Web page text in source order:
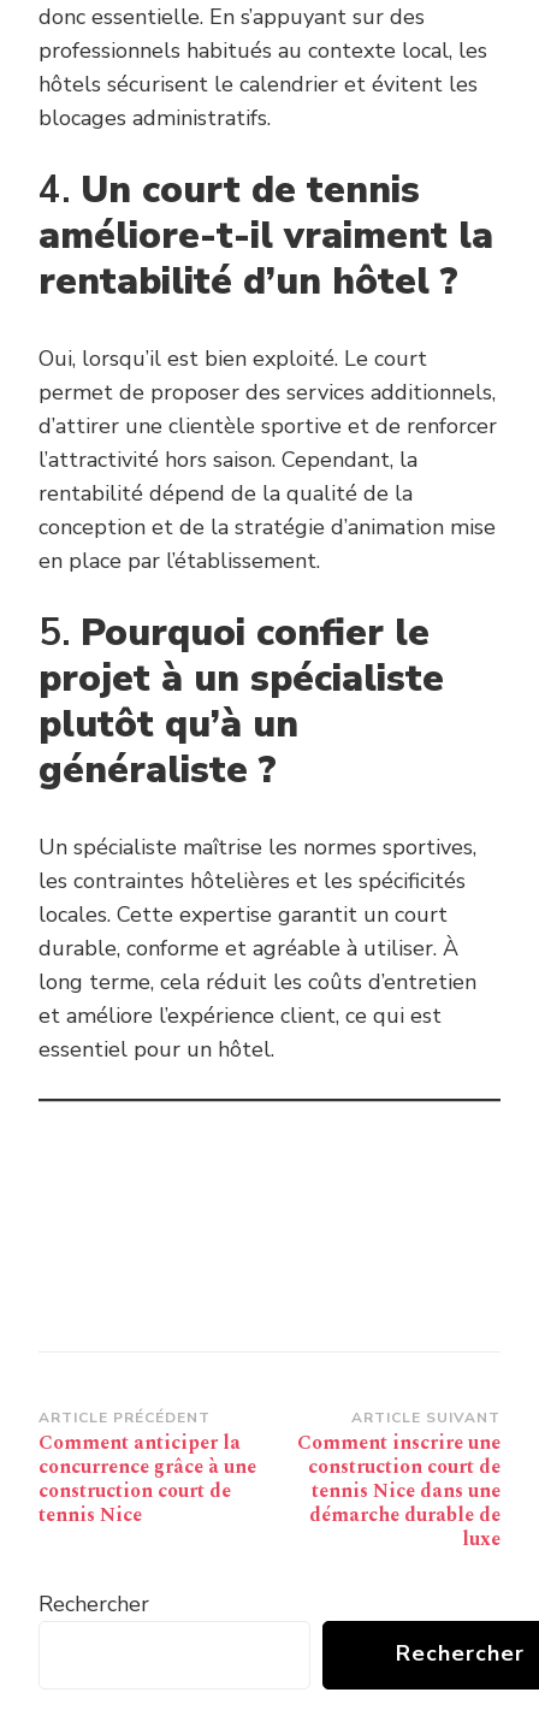
donc essentielle. En s’appuyant sur des
professionnels habitués au contexte local, les
hôtels sécurisent le calendrier et évitent les
blocages administratifs.
4. Un court de tennis
améliore-t-il vraiment la
rentabilité d’un hôtel ?
Oui, lorsqu’il est bien exploité. Le court
permet de proposer des services additionnels,
d’attirer une clientèle sportive et de renforcer
l’attractivité hors saison. Cependant, la
rentabilité dépend de la qualité de la
conception et de la stratégie d’animation mise
en place par l’établissement.
5. Pourquoi confier le
projet à un spécialiste
plutôt qu’à un
généraliste ?
Un spécialiste maîtrise les normes sportives,
les contraintes hôtelières et les spécificités
locales. Cette expertise garantit un court
durable, conforme et agréable à utiliser. À
long terme, cela réduit les coûts d’entretien
et améliore l’expérience client, ce qui est
essentiel pour un hôtel.
Navigation
d’article
ARTICLE PRÉCÉDENT
Comment anticiper la
concurrence grâce à une
construction court de
tennis Nice
ARTICLE SUIVANT
Comment inscrire une
construction court de
tennis Nice dans une
démarche durable de
luxe
Rechercher
Rechercher